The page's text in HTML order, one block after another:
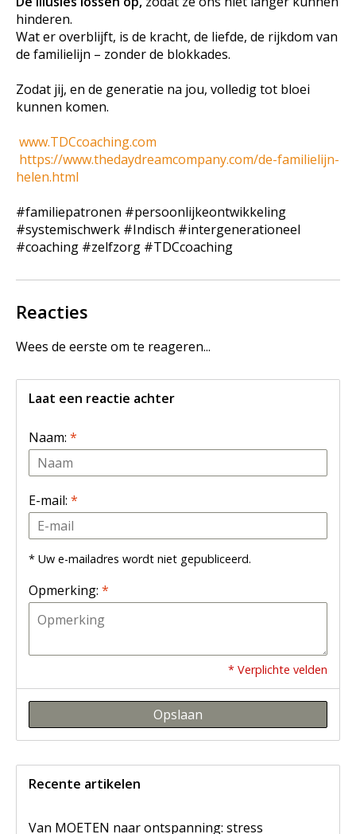
hinderen.
Wat er overblijft, is de kracht, de liefde, de rijkdom van
de familielijn – zonder de blokkades.
Zodat jij, en de generatie na jou, volledig tot bloei
kunnen komen.
www.TDCcoaching.com
https://www.thedaydreamcompany.com/de-familielijn-
helen.html
#familiepatronen #persoonlijkeontwikkeling
#systemischwerk #Indisch #intergenerationeel
#coaching #zelfzorg #TDCcoaching
Reacties
Wees de eerste om te reageren...
Laat een reactie achter
Naam: *
E-mail: *
* Uw e-mailadres wordt niet gepubliceerd.
Opmerking: *
* Verplichte velden
Opslaan
Recente artikelen
Van MOETEN naar ontspanning: stress